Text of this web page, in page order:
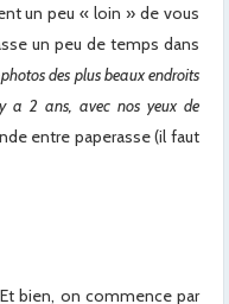
un peu « loin » de vous
un peu de temps dans
des plus beaux endroits
a 2 ans, avec nos yeux de
entre paperasse (il faut
bien, on commence par